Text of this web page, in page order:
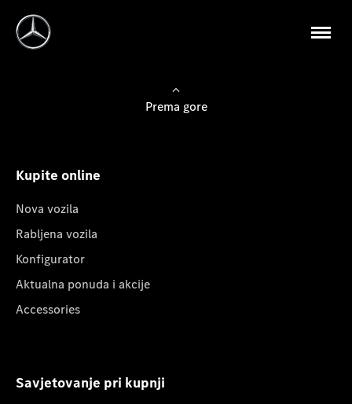
Prema gore
Kupite online
Nova vozila
Rabljena vozila
Konfigurator
Aktualna ponuda i akcije
Accessories
Savjetovanje pri kupnji